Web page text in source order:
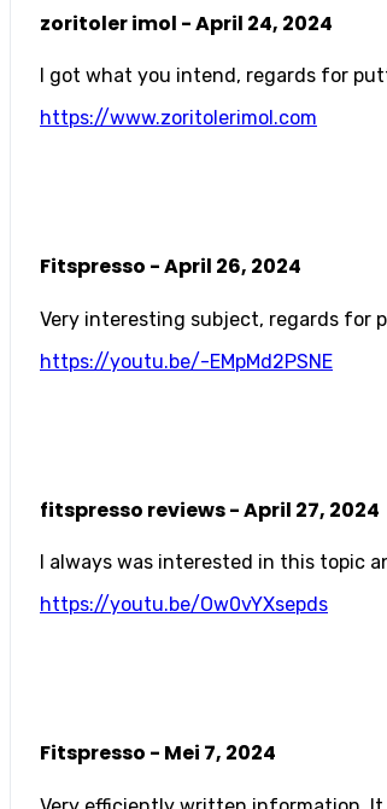
zoritoler imol -April 24, 2024
I got what you intend, regards for
https://www.zoritolerimol.com
Fitspresso -April 26, 2024
Very interesting subject, regards for
https://youtu.be/-EMpMd2PSNE
fitspresso reviews -April 27, 2024
I always was interested in this topic
https://youtu.be/Ow0vYXsepds
Fitspresso - Mei 7, 2024